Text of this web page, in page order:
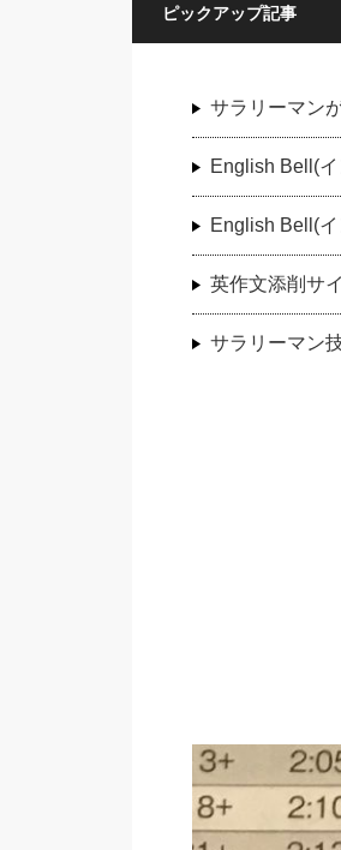
ピックアップ記事
サラリーマン
English Bell(
English Bell(
英作文添削サ
サラリーマン